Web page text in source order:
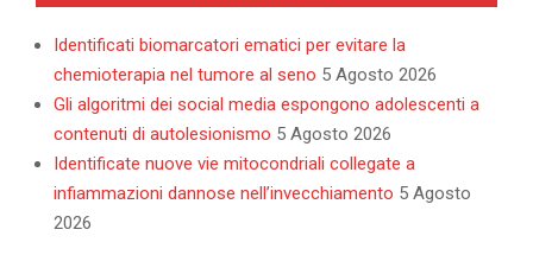
Identificati biomarcatori ematici per evitare la
chemioterapia nel tumore al seno 5 Agosto 2026
Gli algoritmi dei social media espongono adolescenti a
contenuti di autolesionismo 5 Agosto 2026
Identificate nuove vie mitocondriali collegate a
infiammazioni dannose nell’invecchiamento 5 Agosto
2026